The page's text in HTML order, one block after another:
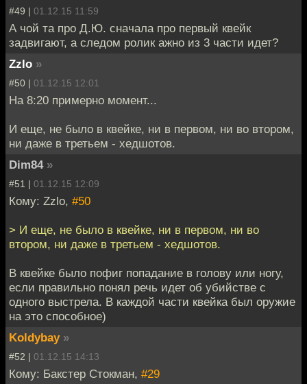
#49 | 01.12.15 11:59
А чой та про Д.Ю. сначала про первый квейк
задвигают, а следом ролик ажно из 3 части идет?
Zzlo »
#50 | 01.12.15 12:01
На 8:20 примерно момент...
И еще, не было в квейке, ни в первом, ни во втором,
ни даже в третьем - хедшотов.
Dim84 »
#51 | 01.12.15 12:09
Кому: Zzlo, #50
> И еще, не было в квейке, ни в первом, ни во
втором, ни даже в третьем - хедшотов.
В квейке было пофиг попадание в голову или ногу,
если правильно понял речь идет об убийстве с
одного выстрела. В каждой части квейка был оружие
на это способное)
Koldybay »
#52 | 01.12.15 14:13
Кому: Бакстер Стокман, #29